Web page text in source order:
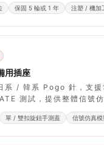
保固 5 輪或 1 年 注塑 / 機加
用插座
系 / 韓系 Pogo 針，支援
測試，提供整體信號仿
單 / 雙扣旋鈕手測蓋 信號仿真模